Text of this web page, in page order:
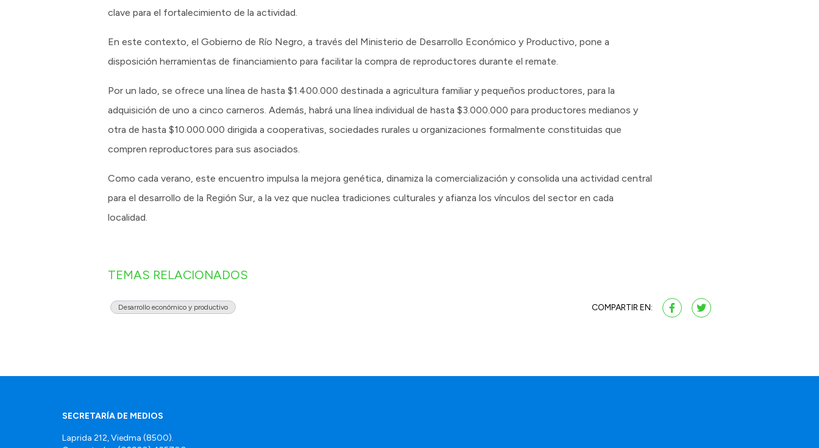
clave para el fortalecimiento de la actividad.
En este contexto, el Gobierno de Río Negro, a través del Ministerio de Desarrollo Económico y Productivo, pone a
disposición herramientas de financiamiento para facilitar la compra de reproductores durante el remate.
Por un lado, se ofrece una línea de hasta $1.400.000 destinada a agricultura familiar y pequeños productores, para la
adquisición de uno a cinco carneros. Además, habrá una línea individual de hasta $3.000.000 para productores medianos y
otra de hasta $10.000.000 dirigida a cooperativas, sociedades rurales u organizaciones formalmente constituidas que
compren reproductores para sus asociados.
Como cada verano, este encuentro impulsa la mejora genética, dinamiza la comercialización y consolida una actividad central
para el desarrollo de la Región Sur, a la vez que nuclea tradiciones culturales y afianza los vínculos del sector en cada
localidad.
TEMAS RELACIONADOS
Desarrollo económico y productivo COMPARTIR EN:
SECRETARÍA DE MEDIOS
Laprida 212, Viedma (8500).